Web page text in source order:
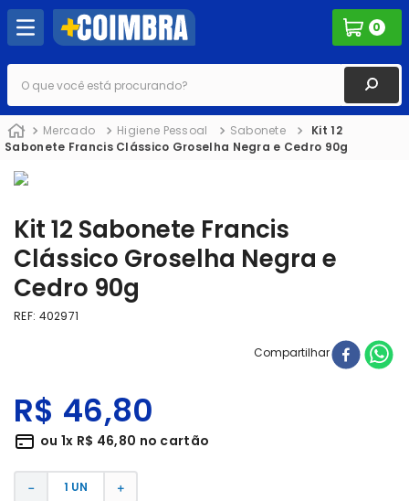
0
O que você está procurando?
Mercado Higiene Pessoal Sabonete
Kit 12
Sabonete Francis Clássico Groselha Negra e Cedro 90g
Kit 12 Sabonete Francis
Clássico Groselha Negra e
Cedro 90g
REF: 402971
Compartilhar
R$ 46,80
ou 1x R$ 46,80 no cartão
＋
－